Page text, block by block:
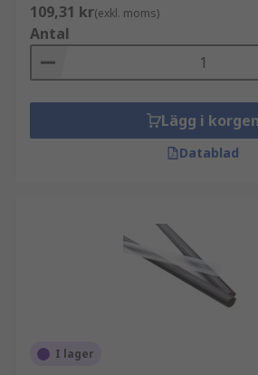
109,31 kr(exkl. moms)
Antal
Lägg i korgen
Datablad
I lager